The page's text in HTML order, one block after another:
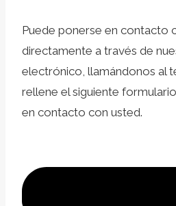
Puede ponerse en contacto
directamente a través de
electrónico, llamándonos al
rellene el siguiente
en contacto con usted.